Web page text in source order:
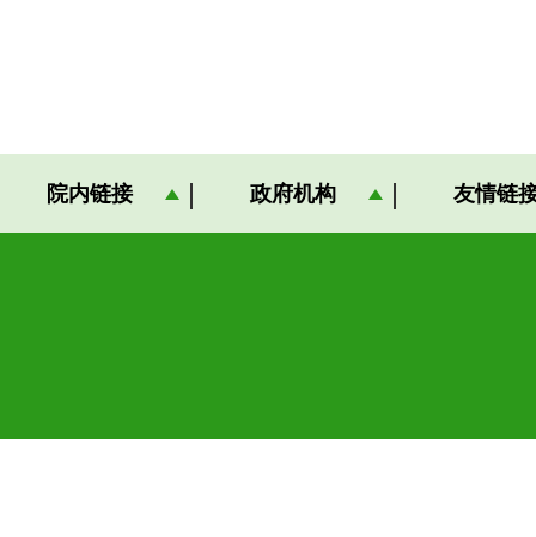
院内链接 政府机构 友情链